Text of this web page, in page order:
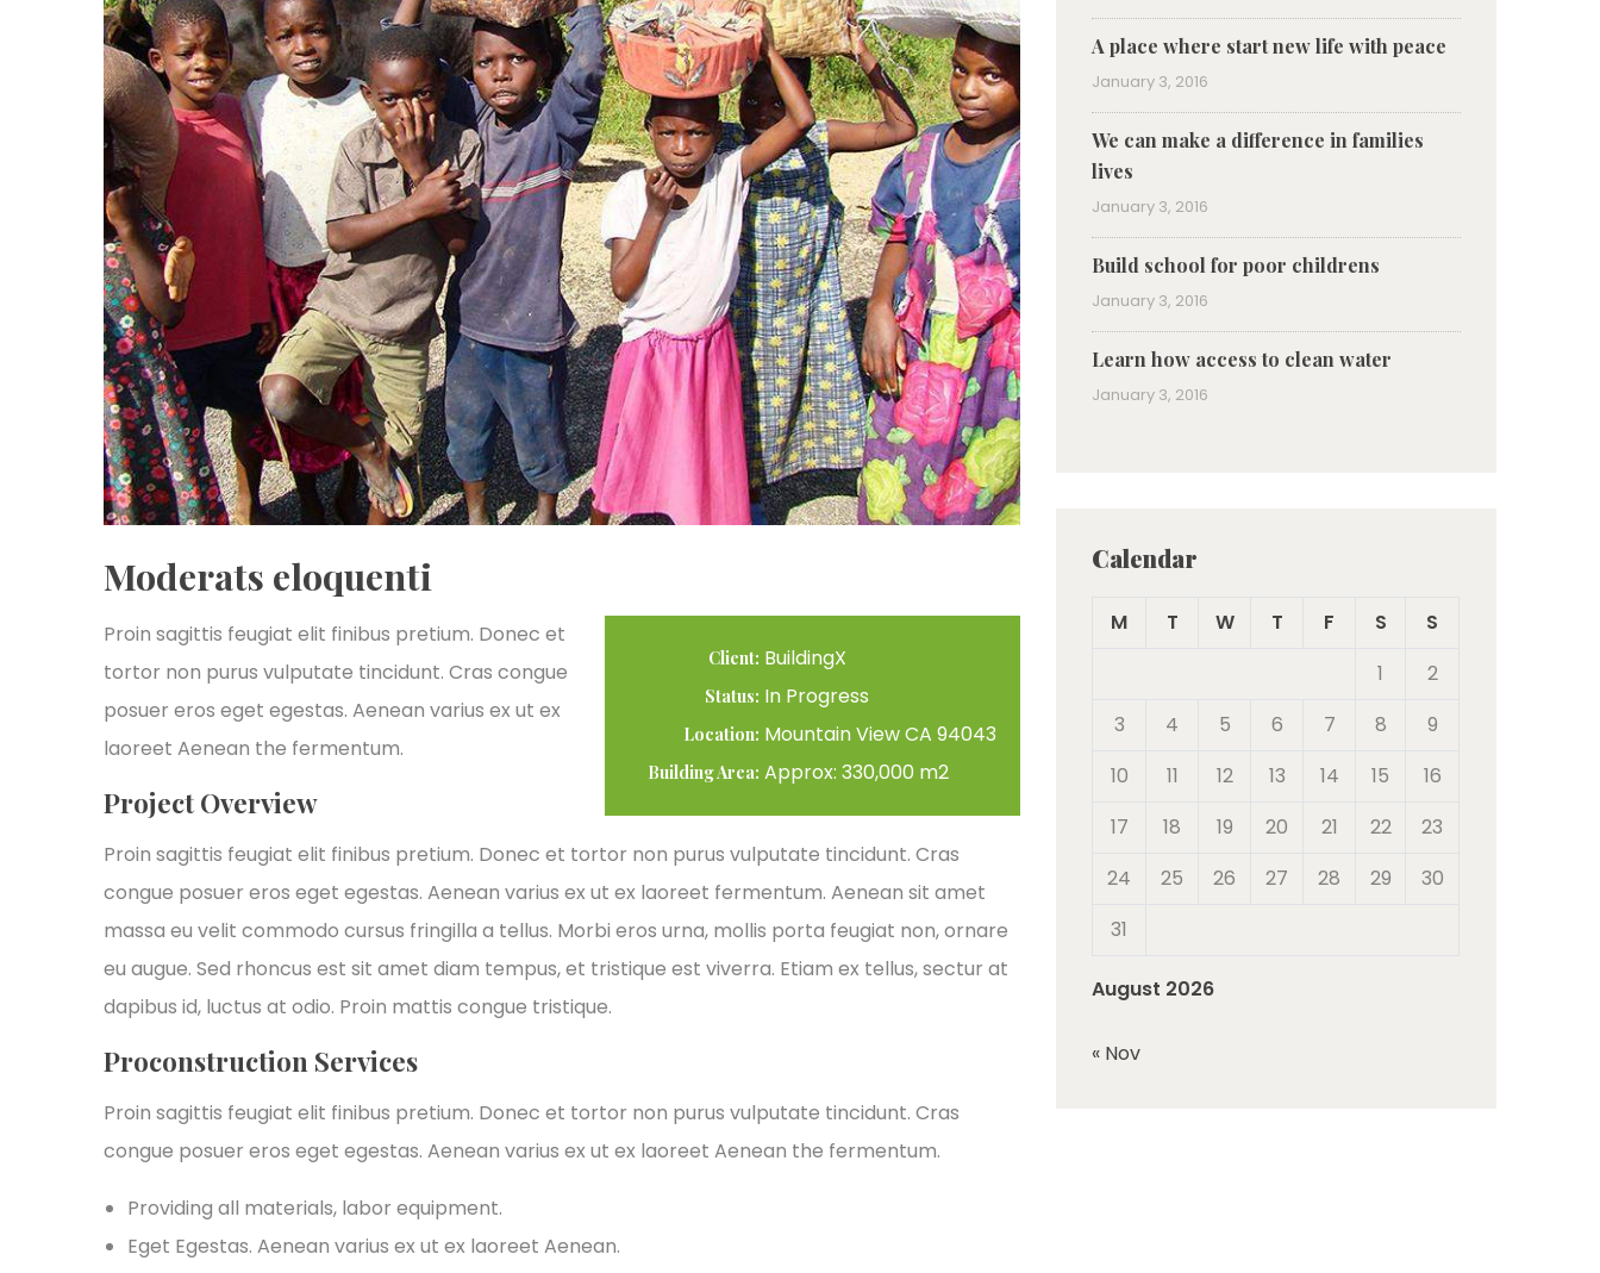
Moderats eloquenti
Client: BuildingX
Status: In Progress
Location: Mountain View CA 94043
Building Area: Approx: 330,000 m2
Proin sagittis feugiat elit finibus pretium. Donec et
tortor non purus vulputate tincidunt. Cras congue
posuer eros eget egestas. Aenean varius ex ut ex
laoreet Aenean the fermentum.
Project Overview
Proin sagittis feugiat elit finibus pretium. Donec et tortor non purus vulputate tincidunt. Cras
congue posuer eros eget egestas. Aenean varius ex ut ex laoreet fermentum. Aenean sit amet
massa eu velit commodo cursus fringilla a tellus. Morbi eros urna, mollis porta feugiat non, ornare
eu augue. Sed rhoncus est sit amet diam tempus, et tristique est viverra. Etiam ex tellus, sectur at
dapibus id, luctus at odio. Proin mattis congue tristique.
Proconstruction Services
Proin sagittis feugiat elit finibus pretium. Donec et tortor non purus vulputate tincidunt. Cras
congue posuer eros eget egestas. Aenean varius ex ut ex laoreet Aenean the fermentum.
Providing all materials, labor equipment.
Eget Egestas. Aenean varius ex ut ex laoreet Aenean.
A place where start new life with peace
January 3, 2016
We can make a difference in families
lives
January 3, 2016
Build school for poor childrens
January 3, 2016
Learn how access to clean water
January 3, 2016
Calendar
August 2026
M T W T F S
S
1
2
3
4 5 6 7 8
9
10
11 12 13 14 15
16
17
18 19 20 21 22
23
24
25 26 27 28 29
30
31
« Nov